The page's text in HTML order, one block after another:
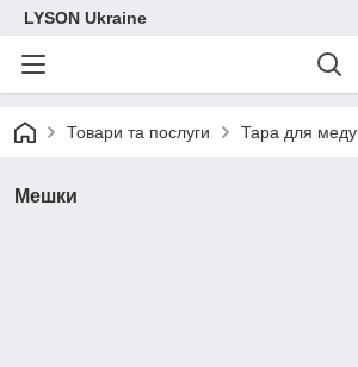
LYSON Ukraine
Товари та послуги Тара для меду
Мешки